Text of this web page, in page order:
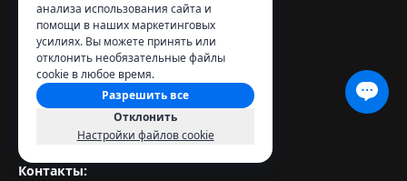
Поиск IP-адреса
Обнаружение браузера Whoer
Sitio de espelhe TamilMV
Контакты:
анализа использования сайта и
помощи в наших маркетинговых
усилиях. Вы можете принять или
отклонить необязательные файлы
cookie в любое время.
Разрешить все
Отклонить
Настройки файлов cookie